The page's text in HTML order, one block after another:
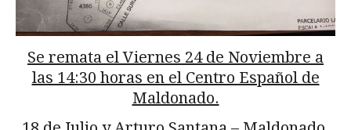
Se remata el Viernes 24 de Noviembre a
las 14:30 horas en el Centro Español de
Maldonado.